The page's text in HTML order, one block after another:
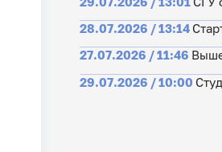
28.07.2026 / 13:14
27.07.2026 / 11:46
29.07.2026 / 10:00